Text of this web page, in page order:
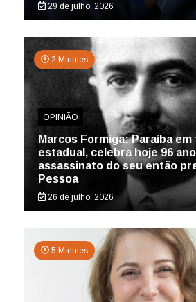
29 de julho, 2026
2 Minutes
OPINIÃO
Marcos Formiga: Paraíba
estadual, celebra hoje 96
assassinato do seu então
Pessoa
26 de julho, 2026
5 Minutes